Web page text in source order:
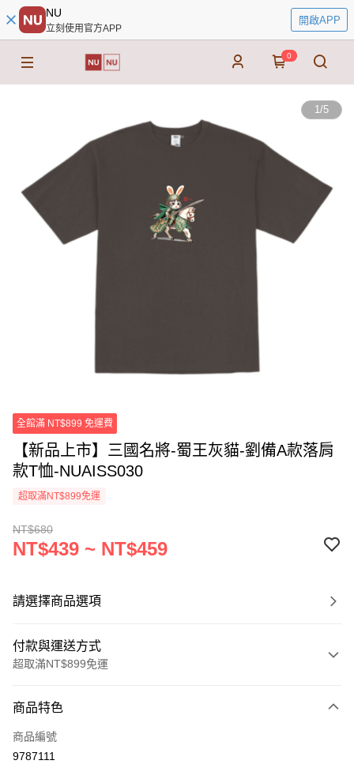
NU
立刻使用官方APP
開啟APP
0
1/5
全館滿 NT$899 免運費
【新品上市】三國名將-蜀王灰貓-劉備A款落肩
款T恤-NUAISS030
超取滿NT$899免運
NT$680
NT$439 ~ NT$459
請選擇商品選項
付款與運送方式
超取滿NT$899免運
信用卡一次付款
信用卡分期付款
商品特色
商品編號
9787111